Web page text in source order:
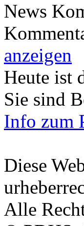
News
anzeigen
Heute ist
Sie sind
Info zum
Diese
Alle